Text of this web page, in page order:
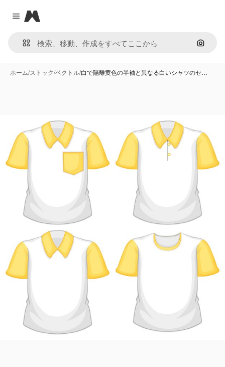
Close menu
Magnific
画像で
ホーム/ストック/ベクトル/白で隔離黄色の半袖と異なる白いシャツのセ…